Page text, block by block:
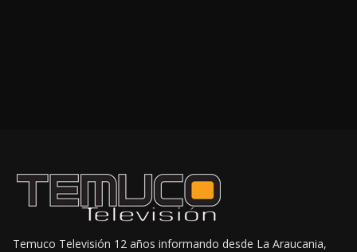
Temuco Televisión 12 años informando desde La Araucania,